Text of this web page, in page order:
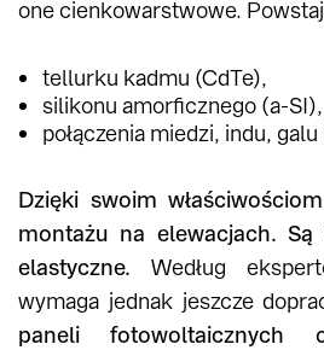
one cienkowarstwowe.
tellurku kadmu (CdTe),
silikonu amorficznego (a-SI),
połączenia miedzi, indu,
Dzięki swoim
montażu na elewacjach.
elastyczne. Według
wymaga jednak jeszcze
paneli fotowoltaicznych